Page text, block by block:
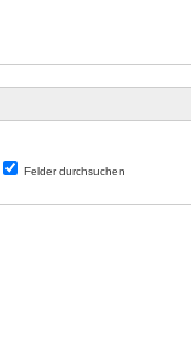
Felder durchsuchen